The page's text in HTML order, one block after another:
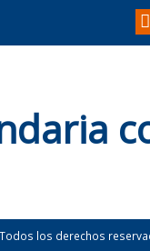
Todos los derechos